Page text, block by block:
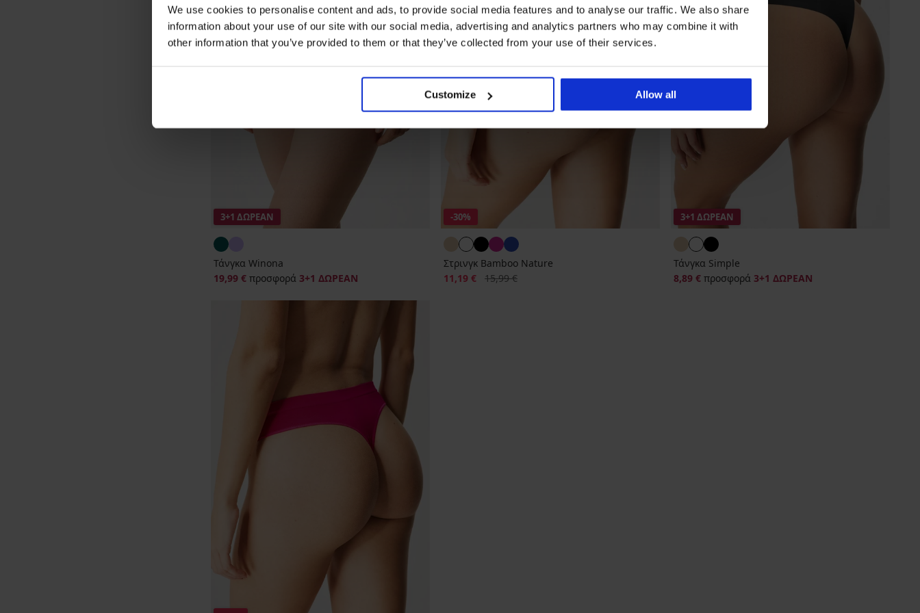
We use cookies to personalise content and ads, to provide social media features and to analyse our traffic. We also share
information about your use of our site with our social media, advertising and analytics partners who may combine it with
other information that you’ve provided to them or that they’ve collected from your use of their services.
Customize Allow all
3+1 ΔΩΡΕΑΝ
Τάνγκα Winona
19,99 € προσφορά 3+1 ΔΩΡΕΑΝ
-30%
Στρινγκ Bamboo Nature
Έκπτωση
11,19 € Αρχική τιμή
15,99 €
3+1 ΔΩΡΕΑΝ
Τάνγκα Simple
8,89 € προσφορά 3+1 ΔΩΡΕΑΝ